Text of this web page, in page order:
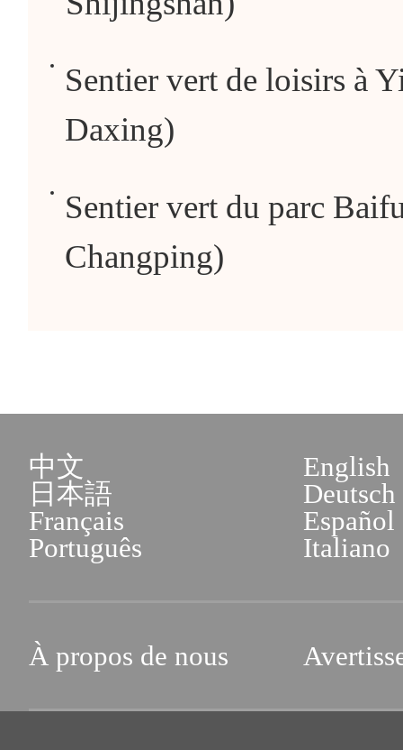
Sentier vert de loisirs à
Daxing)
Sentier vert du parc
Changping)
中文
English
日本語
Deutsch
Français
Español
Português
Italiano
À propos de nous